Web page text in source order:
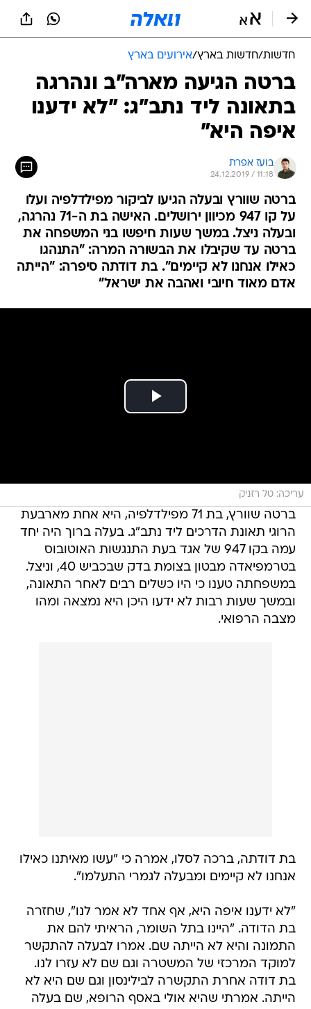
חדשות/חדשות בארץ/אירועים בארץ
ברטה הגיעה מארה"ב ונהרגה
בתאונה ליד נתב"ג: "לא ידענו
איפה היא"
בועז אפרת
24.12.2019 / 11:18
ברטה שוורץ ובעלה הגיעו לביקור מפילדלפיה ועלו
על קו 947 מכיוון ירושלים. האישה בת ה-71 נהרגה,
ובעלה ניצל. במשך שעות חיפשו בני המשפחה את
ברטה עד שקיבלו את הבשורה המרה: "התנהגו
כאילו אנחנו לא קיימים". בת דודתה סיפרה: "הייתה
אדם מאוד חיובי ואהבה את ישראל"
עריכה: טל רזניק
ברטה שוורץ, בת 71 מפילדלפיה, היא אחת מארבעת
הרוגי תאונת הדרכים ליד נתב"ג. בעלה ברוך היה יחד
עמה בקו 947 של אגד בעת התנגשות האוטובוס
בטרמפיאדה מבטון בצומת בדק שבכביש 40, וניצל.
במשפחתה טענו כי היו כשלים רבים לאחר התאונה,
ובמשך שעות רבות לא ידעו היכן היא נמצאה ומהו
מצבה הרפואי.
בת דודתה, ברכה לסלו, אמרה כי "עשו מאיתנו כאילו
אנחנו לא קיימים ומבעלה לגמרי התעלמו".
"לא ידענו איפה היא, אף אחד לא אמר לנו", שחזרה
בת הדודה. "היינו בתל השומר, הראיתי להם את
התמונה והיא לא הייתה שם. אמרו לבעלה להתקשר
למוקד המרכזי של המשטרה וגם שם לא עזרו לנו.
בת דודה אחרת התקשרה לבילינסון וגם שם היא לא
הייתה. אמרתי שהיא אולי באסף הרופא, שם בעלה